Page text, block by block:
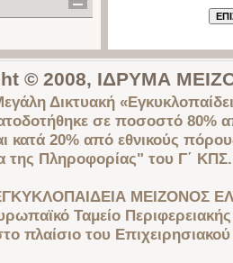
© 2008, ΙΔΡΥΜΑ
Δικτυακή
σε ποσοστό 80%
κατά 20% από εθνικούς
της Πληροφορίας" του Γ΄ ΚΠΣ.
ΜΕΙΖΟΝΟΣ
Ταμείο
πλαίσιο του